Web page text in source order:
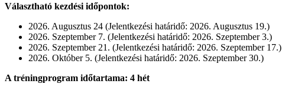
Választható kezdési időpontok:
2026. Augusztus 24 (Jelentkezési határidő: 2026. Augusztus 19.)
2026. Szeptember 7. (Jelentkezési határidő: 2026. Szeptember 3.)
2026. Szeptember 21. (Jelentkezési határidő: 2026. Szeptember 17.)
2026. Október 5. (Jelentkezési határidő: 2026. Szeptember 30.)
A tréningprogram időtartama: 4 hét